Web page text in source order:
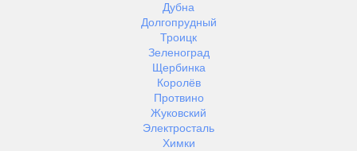
Дубна
Долгопрудный
Троицк
Зеленоград
Щербинка
Королёв
Протвино
Жуковский
Электросталь
Химки